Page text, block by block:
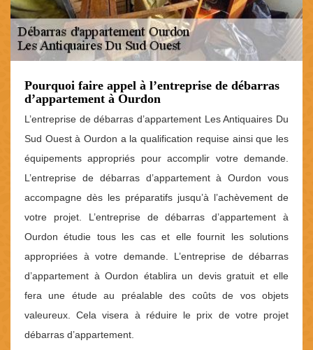
Pourquoi faire appel à l’entreprise de débarras
d’appartement à Ourdon
L’entreprise de débarras d’appartement Les Antiquaires Du
Sud Ouest à Ourdon a la qualification requise ainsi que les
équipements appropriés pour accomplir votre demande.
L’entreprise de débarras d’appartement à Ourdon vous
accompagne dès les préparatifs jusqu’à l’achèvement de
votre projet. L’entreprise de débarras d’appartement à
Ourdon étudie tous les cas et elle fournit les solutions
appropriées à votre demande. L’entreprise de débarras
d’appartement à Ourdon établira un devis gratuit et elle
fera une étude au préalable des coûts de vos objets
valeureux. Cela visera à réduire le prix de votre projet
débarras d’appartement.